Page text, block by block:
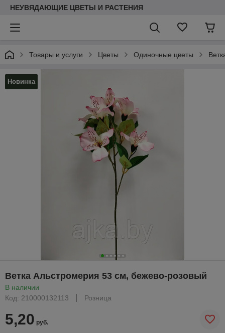
НЕУВЯДАЮЩИЕ ЦВЕТЫ И РАСТЕНИЯ
Товары и услуги Цветы Одиночные цветы
Новинка
Ветка Альстромерия 53 см, бежево-розовый
В наличии
Код: 210000132113
Розница
5,20 руб.